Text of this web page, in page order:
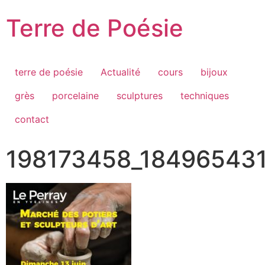
au
contenu
Terre de Poésie
terre de poésie Actualité cours
bijoux
grès
porcelaine sculptures
techniques
contact